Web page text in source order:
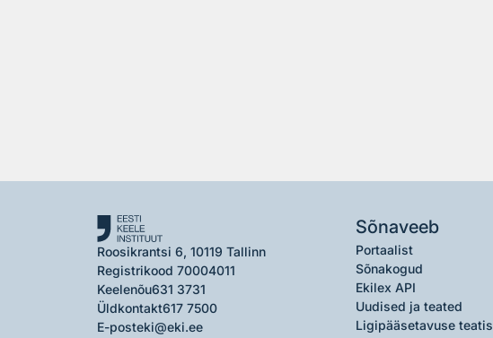
Roosikrantsi 6, 10119 Tallinn
Registrikood 70004011
Keelenõu631 3731
Üldkontakt617 7500
E-posteki@eki.ee
Sõnaveeb
Portaalist
Sõnakogud
Ekilex API
Uudised ja teated
Ligipääsetavuse teatis